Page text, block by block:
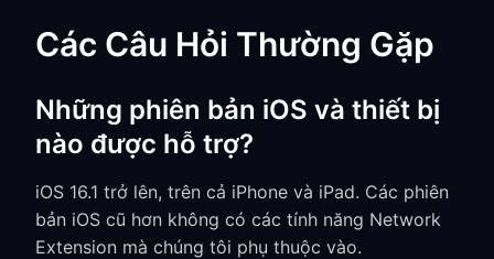
Các Câu Hỏi Thường Gặp
Những phiên bản iOS và thiết bị
nào được hỗ trợ?
iOS 16.1 trở lên, trên cả iPhone và iPad. Các phiên
bản iOS cũ hơn không có các tính năng Network
Extension mà chúng tôi phụ thuộc vào.